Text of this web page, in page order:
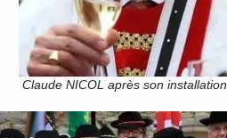
Claude NICOL après son installation